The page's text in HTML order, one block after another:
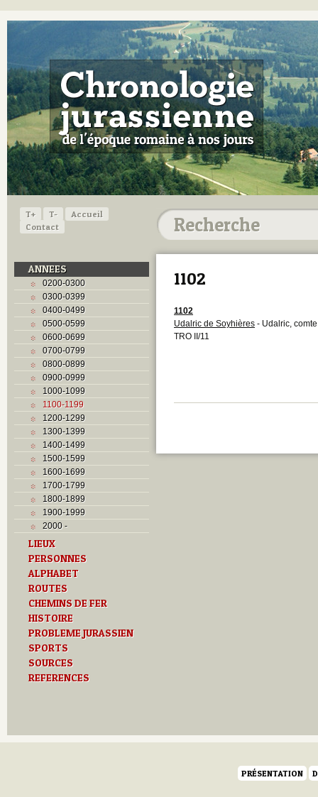
T+ T-
Accueil
Contact
ANNEES
0200-0300
0300-0399
0400-0499
0500-0599
0600-0699
0700-0799
0800-0899
0900-0999
1000-1099
1100-1199
1200-1299
1300-1399
1400-1499
1500-1599
1600-1699
1700-1799
1800-1899
1900-1999
2000 -
LIEUX
PERSONNES
ALPHABET
ROUTES
CHEMINS DE FER
HISTOIRE
PROBLEME JURASSIEN
SPORTS
SOURCES
REFERENCES
1102
1102
Udalric de Soyhières - Udalric,
TRO II/11
PRÉSENTATION